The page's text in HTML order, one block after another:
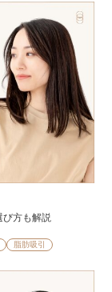
方も解説
脂肪吸引